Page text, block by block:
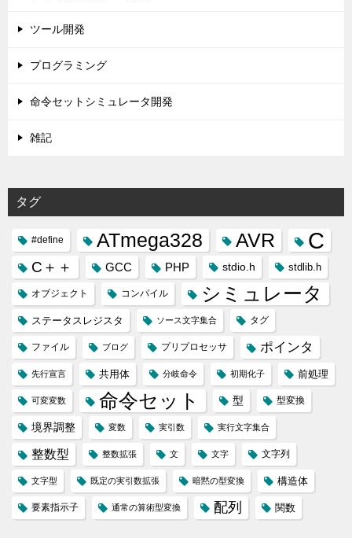
ツール開発
プログラミング
命令セットシミュレータ開発
雑記
タグ
#define ATmega328 AVR C
C＋＋ GCC PHP stdio.h stdlib.h
オブジェクト コンパイル シミュレータ
ステータスレジスタ ソース文字集合 タグ
ファイル ブログ プリプロセッサ ポインタ
先行宣言 共用体 分岐命令 初期化子 前処理
可変変数 命令セット 型 型変換
境界調整 変数 実引数 実行文字集合
整数型 整数拡張 文 文字 文字列
文字型 既定の実引数拡張 暗黙の型変換 構造体
要素指示子 通常の算術型変換 配列 関数